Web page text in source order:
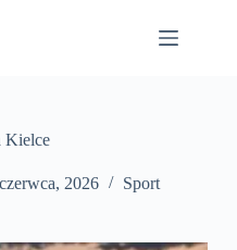
Kielce
2026 Sport